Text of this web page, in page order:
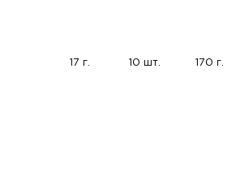
17 г. 10 шт. 170 г.